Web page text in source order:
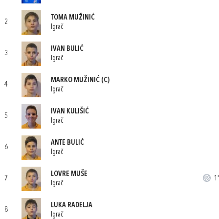
2
TOMA MUŽINIĆ
Igrač
3
IVAN BULIĆ
Igrač
4
MARKO MUŽINIĆ (C)
Igrač
5
IVAN KULIŠIĆ
Igrač
6
ANTE BULIĆ
Igrač
7
LOVRE MUŠE
Igrač
1'
8
LUKA RADELJA
Igrač